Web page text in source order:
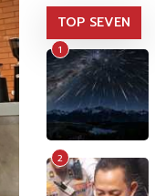
TOP SEVEN
1
2